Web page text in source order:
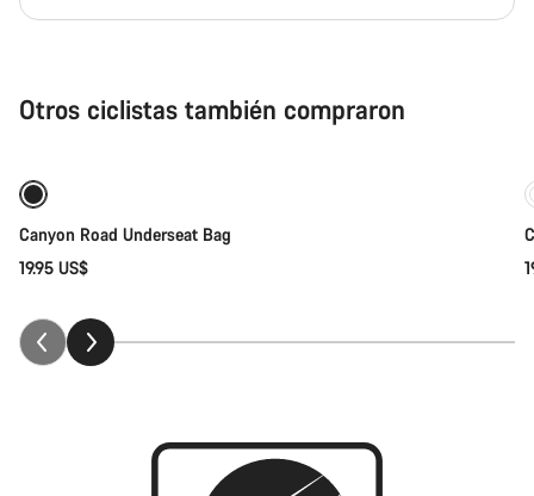
Otros ciclistas también compraron
Canyon Road Underseat Bag
19.95 US$